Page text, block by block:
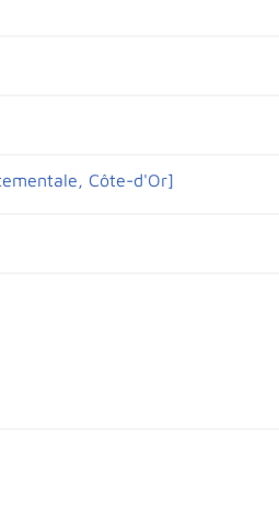
Côte-d'Or]